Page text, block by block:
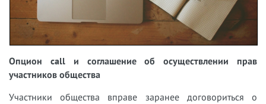
Опцион callи соглашение об осуществлении прав
участников общества
Участники общества вправе заранее договориться о